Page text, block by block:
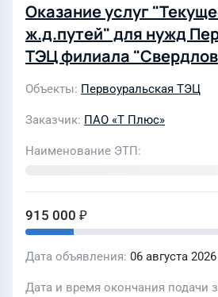
Оказание услуг
ж.д.путей" для нужд
ТЭЦ филиала
Плюс" (12/27)
Объекты Первоуральская ТЭЦ
Заказчик ПАО «Т Плюс»
Наименование ЭТП
915 000 ₽
Дата объявления 06 августа
Дата и время окончания подачи